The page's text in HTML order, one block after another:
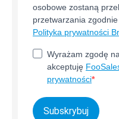
osobowe zostaną
przetwarzania
Polityka prywatności
Wyrażam zgodę
akceptuję
prywatności
Subskrybuj